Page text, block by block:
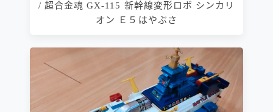
/ 超合金魂 GX-115 新幹線変形ロボ シンカリ
オン Ｅ５はやぶさ